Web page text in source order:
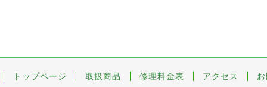
トップページ 取扱商品 修理料金表 アクセス